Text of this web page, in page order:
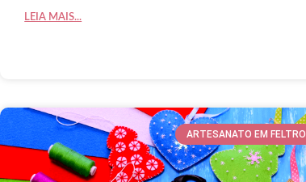
LEIA MAIS...
ARTESANATO EM FELTRO